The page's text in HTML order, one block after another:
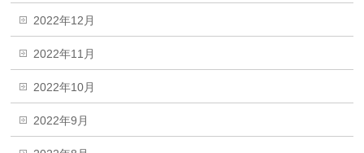
2022年12月
2022年11月
2022年10月
2022年9月